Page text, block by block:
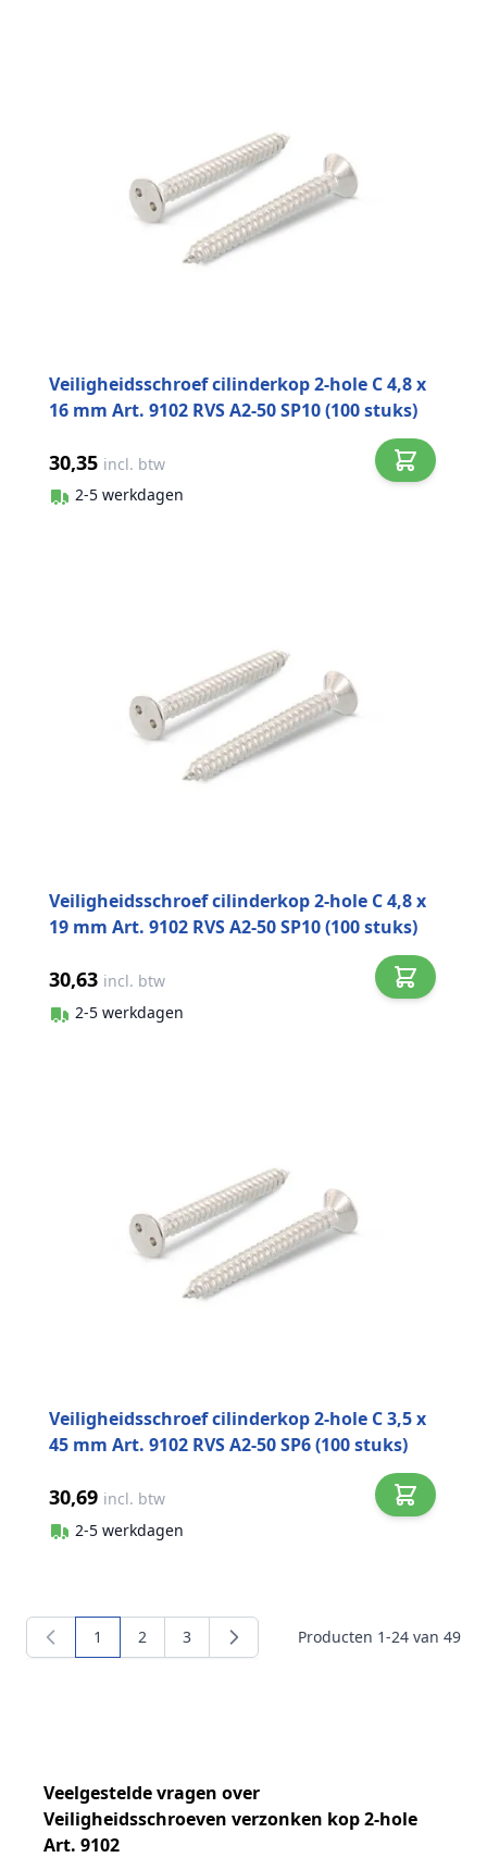
Veiligheidsschroef cilinderkop 2-hole C 4,8 x
16 mm Art. 9102 RVS A2-50 SP10 (100 stuks)
30,35 incl. btw
2-5 werkdagen
Veiligheidsschroef cilinderkop 2-hole C 4,8 x
19 mm Art. 9102 RVS A2-50 SP10 (100 stuks)
30,63 incl. btw
2-5 werkdagen
Veiligheidsschroef cilinderkop 2-hole C 3,5 x
45 mm Art. 9102 RVS A2-50 SP6 (100 stuks)
30,69 incl. btw
2-5 werkdagen
Producten 1-24 van 49
U lees momenteel pagina
1 Pagina
2 Pagina
3
Veelgestelde vragen over
Veiligheidsschroeven verzonken kop 2-hole
Art. 9102